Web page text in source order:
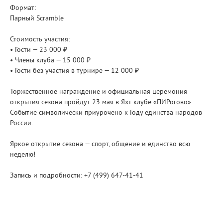
Формат:
Парный Scramble
Стоимость участия:
• Гости — 23 000 ₽
• Члены клуба — 15 000 ₽
• Гости без участия в турнире — 12 000 ₽
Торжественное награждение и официальная церемония
открытия сезона пройдут 23 мая в Яхт-клубе «ПИРогово».
Событие символически приурочено к Году единства народов
России.
Яркое открытие сезона — спорт, общение и единство всю
неделю!
Запись и подробности: +7 (499) 647-41-41